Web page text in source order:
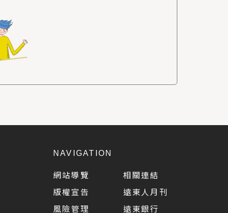
NAVIGATION
網站導覽
版權宣告
風險管理
相關連結
遠東人月刊
遠東銀行